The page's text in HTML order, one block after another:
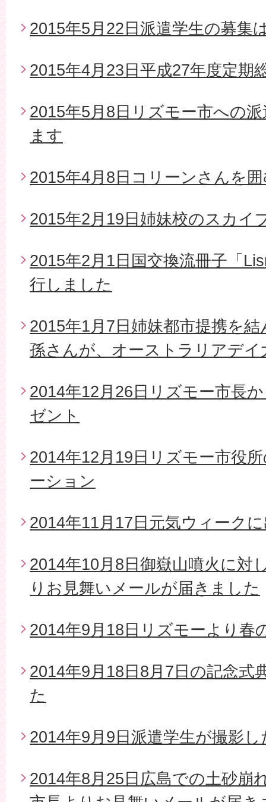
2015年5月22日派遣学生の募集
2015年4月23日平成27年度定期
2015年5月8日リズモー市への
ます
2015年4月8日コリーンさんを
2015年2月19日姉妹校のスカイ
2015年2月1日国交換流冊子「
行しました
2015年1月7日姉妹都市提携を
孫さんが、オーストラリアデ
2014年12月26日リズモー市長
ゼント
2014年12月19日リズモー市役
ーション
2014年11月17日元気ウィーク
2014年10月8日御嶽山噴火に対
りお見舞いメールが届きました
2014年9月18日リズモーより春
2014年9月18日8月7日の記念式
た
2014年9月9日派遣学生が撮影し
2014年8月25日広島での土砂崩